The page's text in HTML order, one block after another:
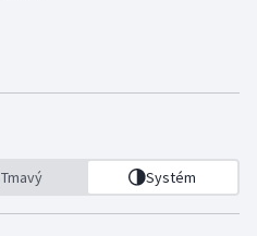
Tmavý Systém